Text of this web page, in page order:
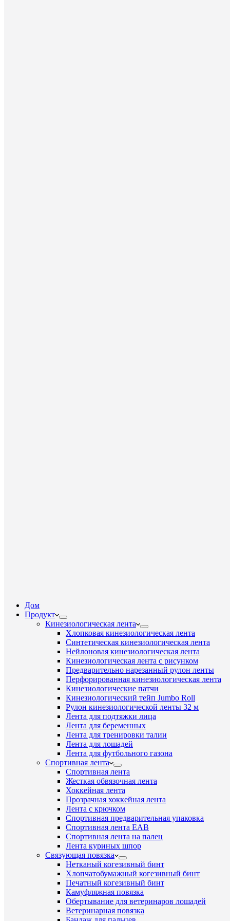
Дом
Продукт
Кинезиологическая лента
Хлопковая кинезиологическая лента
Синтетическая кинезиологическая лента
Нейлоновая кинезиологическая лента
Кинезиологическая лента с рисунком
Предварительно нарезанный рулон ленты
Перфорированная кинезиологическая лента
Кинезиологические патчи
Кинезиологический тейп Jumbo Roll
Рулон кинезиологической ленты 32 м
Лента для подтяжки лица
Лента для беременных
Лента для тренировки талии
Лента для лошадей
Лента для футбольного газона
Спортивная лента
Спортивная лента
Жесткая обвязочная лента
Хоккейная лента
Прозрачная хоккейная лента
Лента с крючком
Спортивная предварительная упаковка
Спортивная лента EAB
Спортивная лента на палец
Лента куриных шпор
Связующая повязка
Нетканый когезивный бинт
Хлопчатобумажный когезивный бинт
Печатный когезивный бинт
Камуфляжная повязка
Обертывание для ветеринаров лошадей
Ветеринарная повязка